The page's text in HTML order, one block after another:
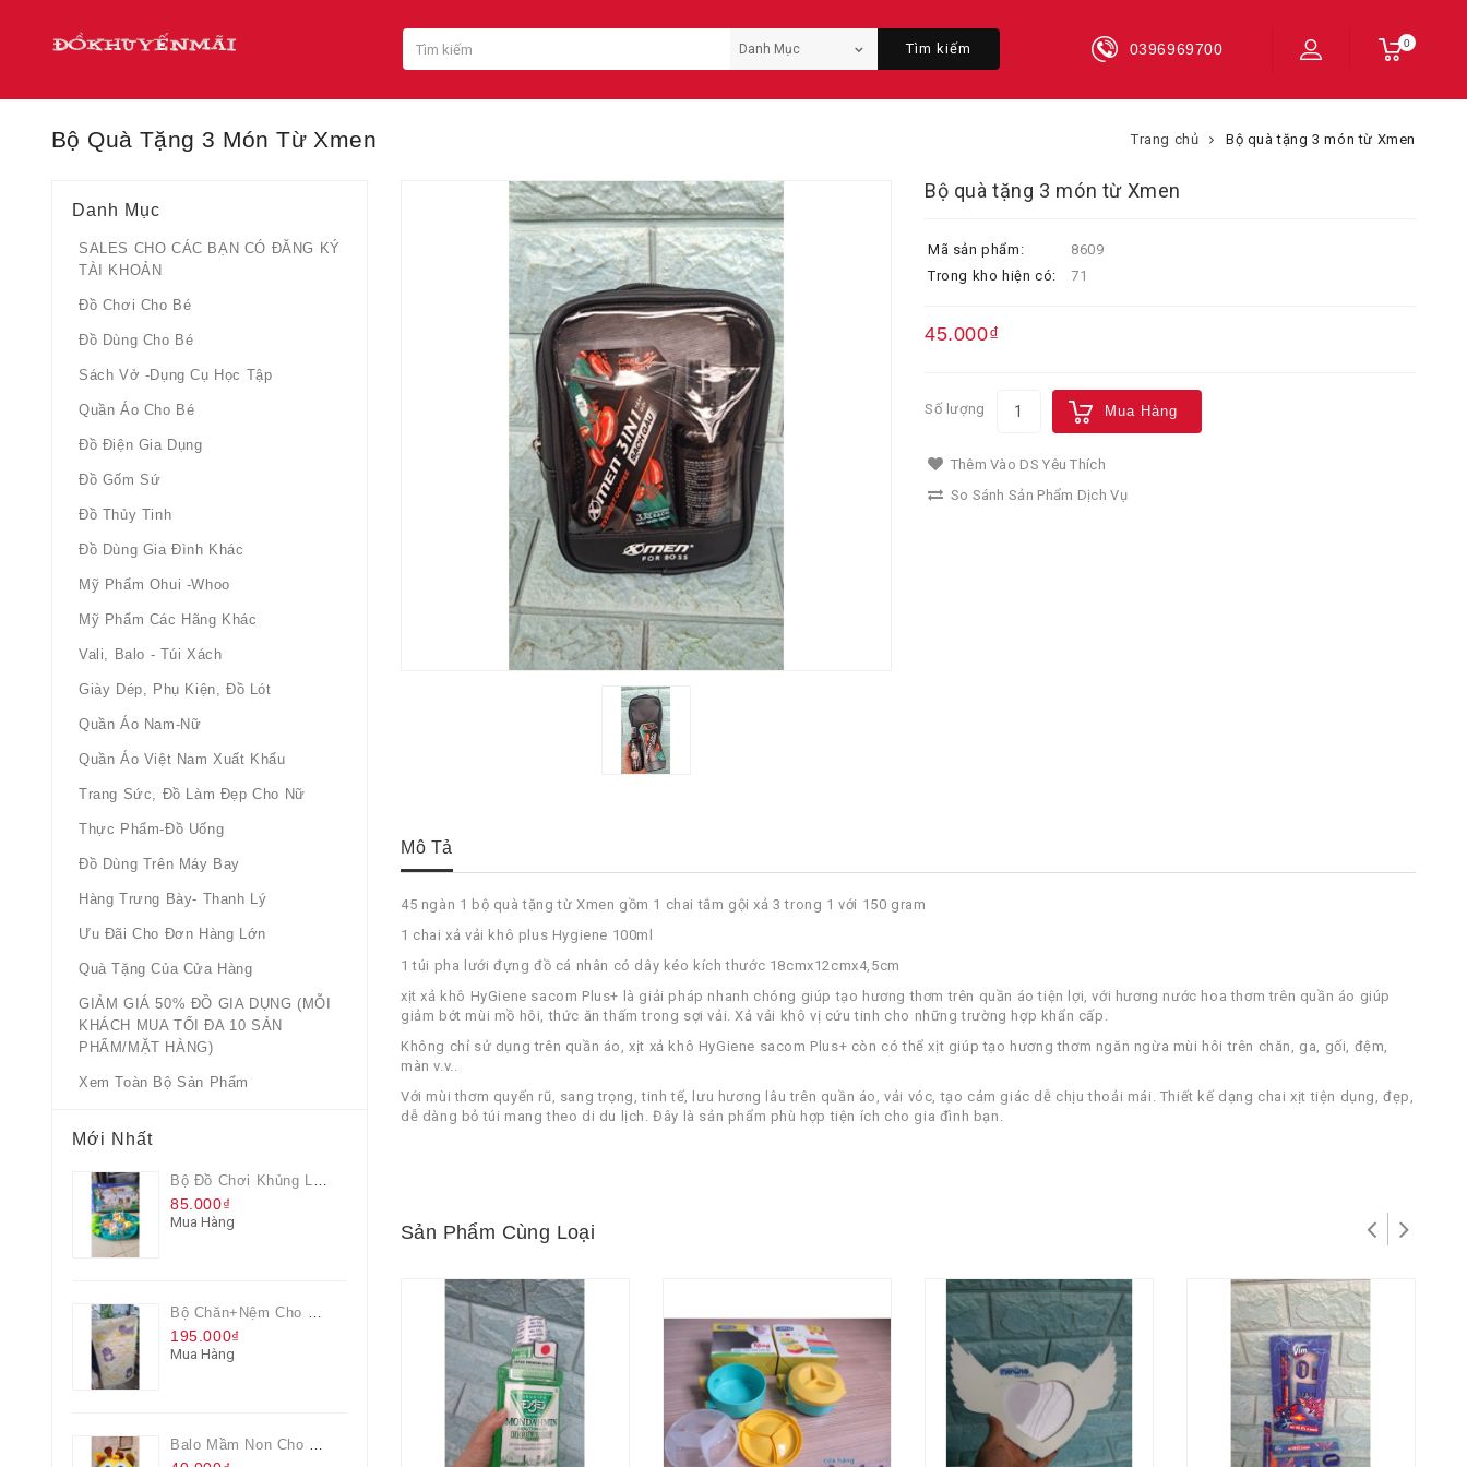
0
0396969700
Tìm kiếm
Bộ Quà Tặng 3 Món Từ Xmen Trang chủ Bộ quà tặng 3 món từ Xmen
Danh Mục
SALES CHO CÁC BẠN CÓ ĐĂNG KÝ
TÀI KHOẢN
Đồ Chơi Cho Bé
Đồ Dùng Cho Bé
Sách Vở -dụng Cụ Học Tập
Quần Áo Cho Bé
Đồ Điện Gia Dụng
Đồ Gốm Sứ
Đồ Thủy Tinh
Đồ Dùng Gia Đình Khác
Mỹ Phẩm Ohui -whoo
Mỹ Phẩm Các Hãng Khác
Vali, Balo - Túi Xách
Giày Dép, Phụ Kiện, Đồ Lót
Quần Áo Nam-Nữ
Quần Áo Việt Nam Xuất Khẩu
Trang Sức, Đồ Làm Đẹp Cho Nữ
Thực Phẩm-Đồ Uống
Đồ Dùng Trên Máy Bay
Hàng Trưng Bày- Thanh Lý
Ưu Đãi Cho Đơn Hàng Lớn
Quà Tặng Của Cửa Hàng
GIẢM GIÁ 50% ĐỒ GIA DỤNG (MỖI
KHÁCH MUA TỐI ĐA 10 SẢN
PHẨM/MẶT HÀNG)
Xem Toàn Bộ Sản Phẩm
Mới Nhất
Bộ Đồ Chơi Khủng Long Đại Chiến
85.000₫
Mua Hàng
Bộ Chăn+nệm Cho Bé Everon Quà Từ Pediasure
195.000₫
Mua Hàng
Balo Mầm Non Cho Bé Grow Màu Vàng
Bộ quà tặng 3 món từ Xmen
Mã sản phẩm:
8609
Trong kho hiện có:
71
45.000₫
Số lượng Mua Hàng
Thêm Vào DS Yêu Thích
So Sánh Sản Phẩm Dịch Vụ
Mô Tả
45 ngàn 1 bộ quà tặng từ Xmen gồm 1 chai tắm gội xả 3 trong 1 với 150 gram
1 chai xả vải khô plus Hygiene 100ml
1 túi pha lưới đựng đồ cá nhân có dây kéo kích thước 18cmx12cmx4,5cm
xịt xả khô HyGiene sacom Plus+ là giải pháp nhanh chóng giúp tạo hương thơm trên quần áo tiện lợi, với hương nước hoa thơm trên quần áo giúp
giảm bớt mùi mồ hôi, thức ăn thấm trong sợi vải. Xả vải khô vị cứu tinh cho những trường hợp khẩn cấp.
Không chỉ sử dụng trên quần áo, xịt xả khô HyGiene sacom Plus+ còn có thể xịt giúp tạo hương thơm ngăn ngừa mùi hôi trên chăn, ga, gối, đệm,
màn v.v..
Với mùi thơm quyến rũ, sang trọng, tinh tế, lưu hương lâu trên quần áo, vải vóc, tạo cảm giác dễ chịu thoải mái. Thiết kế dạng chai xịt tiện dụng, đẹp,
dễ dàng bỏ túi mang theo di du lịch. Đây là sản phẩm phù hợp tiện ích cho gia đình bạn.
Sản Phẩm Cùng Loại